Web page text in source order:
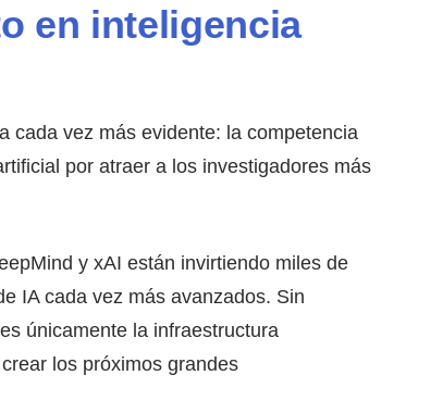
en inteligencia
cada vez más evidente: la competencia
por atraer a los investigadores más
y xAI están invirtiendo miles de
IA cada vez más avanzados. Sin
únicamente la infraestructura
los próximos grandes